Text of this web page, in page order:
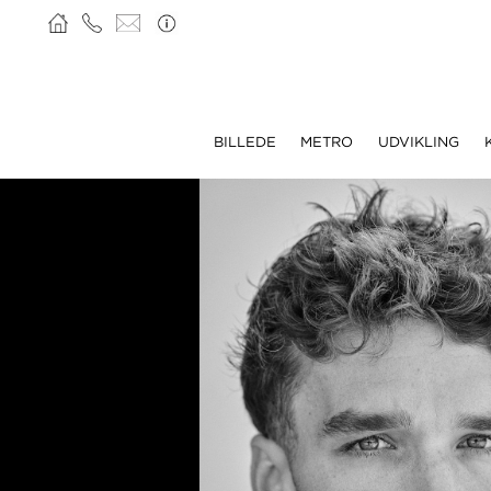
BILLEDE METRO UDVIKLING